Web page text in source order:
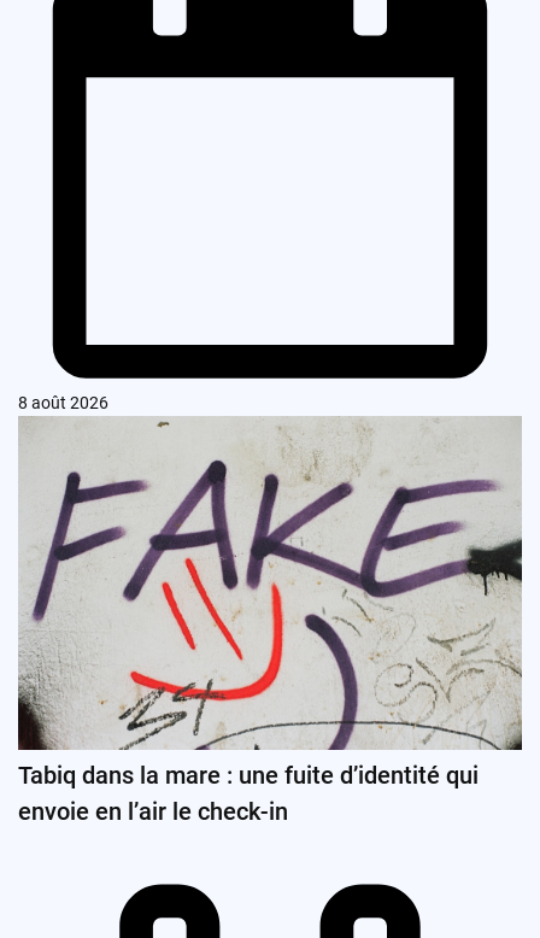
8 août 2026
Tabiq dans la mare : une fuite d’identité qui
envoie en l’air le check-in